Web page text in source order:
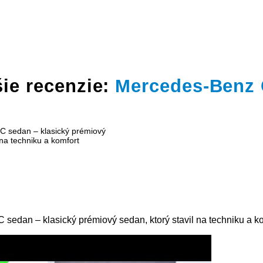
recenzie: Mercedes-Benz
sedan – klasický prémiový sedan, ktorý stavil na techniku a